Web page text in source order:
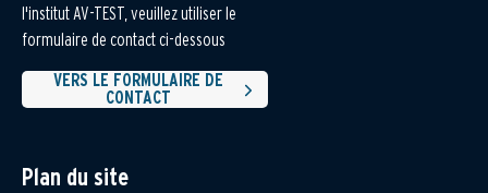
l'institut AV-TEST, veuillez utiliser le
formulaire de contact ci-dessous
VERS LE FORMULAIRE DE
CONTACT
Plan du site